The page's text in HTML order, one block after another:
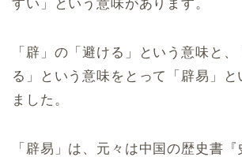
すい」という意味があります。
「辟」の「避ける」という意味と、
る」という意味をとって「辟易」と
ました。
「辟易」は、元々は中国の歴史書『